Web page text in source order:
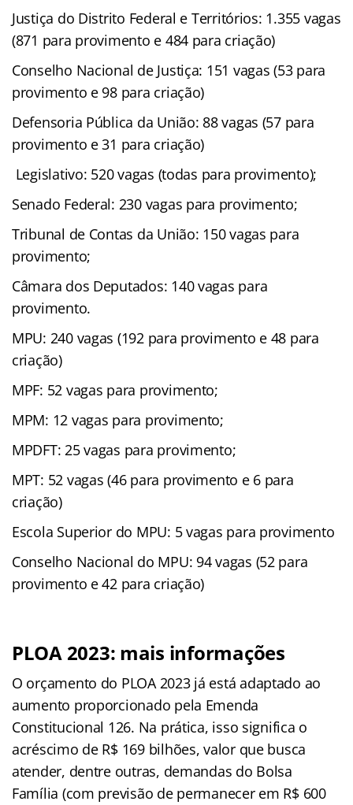
Justiça do Distrito Federal e Territórios: 1.355 vagas
(871 para provimento e 484 para criação)
Conselho Nacional de Justiça: 151 vagas (53 para
provimento e 98 para criação)
Defensoria Pública da União: 88 vagas (57 para
provimento e 31 para criação)
Legislativo: 520 vagas (todas para provimento);
Senado Federal: 230 vagas para provimento;
Tribunal de Contas da União: 150 vagas para
provimento;
Câmara dos Deputados: 140 vagas para
provimento.
MPU: 240 vagas (192 para provimento e 48 para
criação)
MPF: 52 vagas para provimento;
MPM: 12 vagas para provimento;
MPDFT: 25 vagas para provimento;
MPT: 52 vagas (46 para provimento e 6 para
criação)
Escola Superior do MPU: 5 vagas para provimento
Conselho Nacional do MPU: 94 vagas (52 para
provimento e 42 para criação)
PLOA 2023: mais informações
O orçamento do PLOA 2023 já está adaptado ao
aumento proporcionado pela Emenda
Constitucional 126. Na prática, isso significa o
acréscimo de R$ 169 bilhões, valor que busca
atender, dentre outras, demandas do Bolsa
Família (com previsão de permanecer em R$ 600